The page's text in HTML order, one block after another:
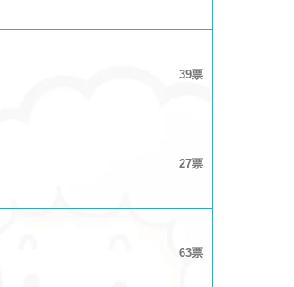
39
27
63